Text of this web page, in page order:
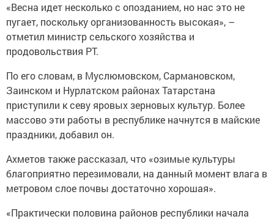
«Весна идет несколько с опозданием, но нас это не
пугает, поскольку организованность высокая», –
отметил министр сельского хозяйства и
продовольствия РТ.
По его словам, в Муслюмовском, Сармановском,
Заинском и Нурлатском районах Татарстана
приступили к севу яровых зерновых культур. Более
массово эти работы в республике начнутся в майские
праздники, добавил он.
Ахметов также рассказал, что «озимые культуры
благоприятно перезимовали, на данный момент влага в
метровом слое почвы достаточно хорошая».
«Практически половина районов республики начала